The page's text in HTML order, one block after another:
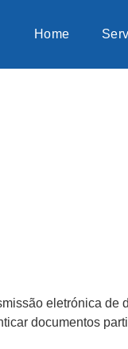
Home
eletrónica
documentos